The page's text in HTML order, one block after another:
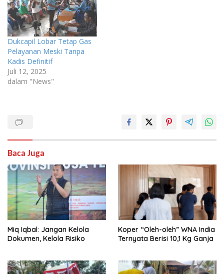
Dukcapil Lobar Tetap Gas
Pelayanan Meski Tanpa
Kadis Definitif
Juli 12, 2025
dalam "News"
Baca Juga
Miq Iqbal: Jangan Kelola
Dokumen, Kelola Risiko
Koper “Oleh-oleh” WNA India
Ternyata Berisi 10,1 Kg Ganja